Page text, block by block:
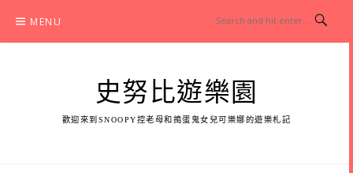
content
MENU
史努比遊樂園
歡迎來到SNOOPY控老母和搗蛋鬼女兒可樂娜的遊樂札記